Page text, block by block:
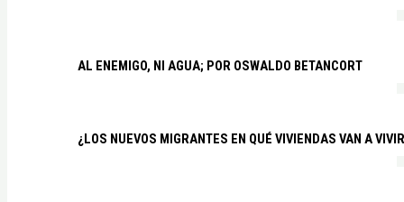
AL ENEMIGO, NI AGUA; POR OSWALDO BETANCORT
¿LOS NUEVOS MIGRANTES EN QUÉ VIVIENDAS VAN A